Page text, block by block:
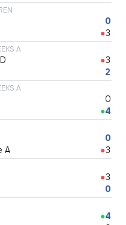
●
0
3
A
●3
2
A
●
0
4
A
●
0
3
●3
0
●4